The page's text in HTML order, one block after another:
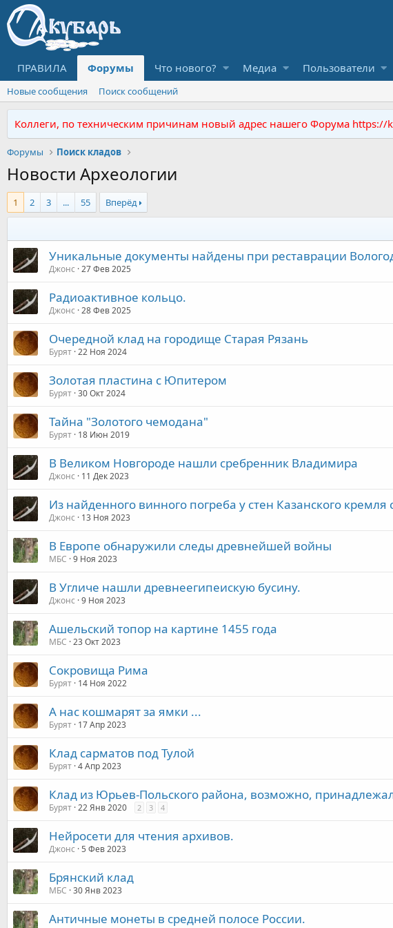
ПРАВИЛА Форумы Что нового? Медиа Пользователи
Новые сообщения Поиск сообщений
Коллеги, по техническим причинам новый адрес нашего Форума https://
Форумы Поиск кладов
Новости Археологии
1 2 3 ... 55 Вперёд
Уникальные документы найдены при реставрации
Джонс 27 Фев 2025
Радиоактивное кольцо.
Джонс 28 Фев 2025
Очередной клад на городище Старая Рязань
Бурят 22 Ноя 2024
Золотая пластина с Юпитером
Бурят 30 Окт 2024
Тайна "Золотого чемодана"
Бурят 18 Июн 2019
В Великом Новгороде нашли сребренник Владимира
Джонс 11 Дек 2023
Из найденного винного погреба у стен Казанского
Джонс 13 Ноя 2023
В Европе обнаружили следы древнейшей войны
МБС 9 Ноя 2023
В Угличе нашли древнеегипеискую бусину.
Джонс 9 Ноя 2023
Ашельский топор на картине 1455 года
МБС 23 Окт 2023
Сокровища Рима
Бурят 14 Ноя 2022
А нас кошмарят за ямки ...
Бурят 17 Апр 2023
Клад сарматов под Тулой
Бурят 4 Апр 2023
Клад из Юрьев-Польского района, возможно,
Бурят 22 Янв 2020 2 3 4
Нейросети для чтения архивов.
Джонс 5 Фев 2023
Брянский клад
МБС 30 Янв 2023
Античные монеты в средней полосе России.